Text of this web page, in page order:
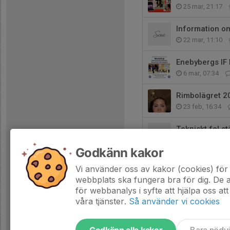
25 mar, 21:17
Information
22 mar, 11:10
Enebybergs
6 mar, 07:34
Rimbolägret
23 feb, 16:34
Tekniskt fel
Nu är
6 feb, 16:48
Godkänn kakor
Vi använder oss av kakor (cookies)
webbplats ska fungera bra för dig. De
för webbanalys i syfte att hjälpa oss
våra tjänster. Så använder vi cookies